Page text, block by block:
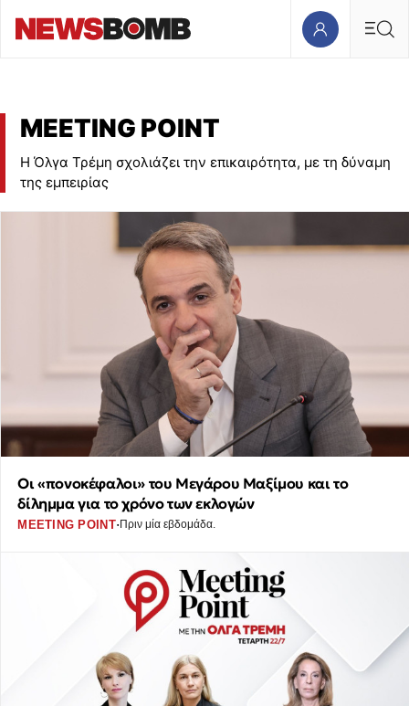
MEETING POINT
Η Όλγα Τρέμη σχολιάζει την επικαιρότητα, με τη δύναμη
της εμπειρίας
Οι «πονοκέφαλοι» του Μεγάρου Μαξίμου και το
δίλημμα για το χρόνο των εκλογών
MEETING POINT· Πριν μία εβδομάδα.